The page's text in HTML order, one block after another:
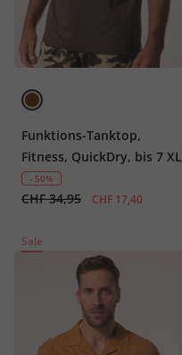
Funktions-Tanktop,
Fitness, QuickDry, bis 7 XL
- 50%
CHF 34,95 CHF 17,40
Sale